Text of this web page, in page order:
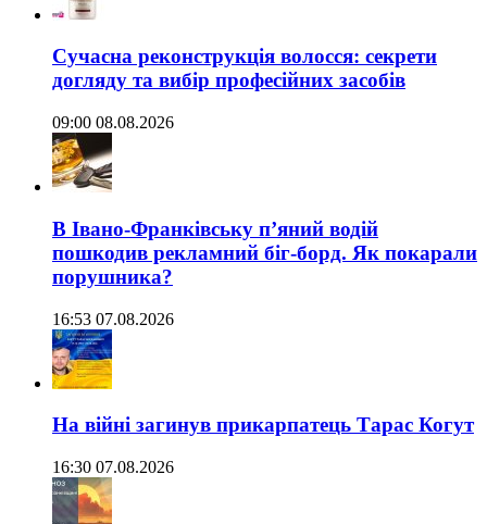
Сучасна реконструкція волосся: секрети
догляду та вибір професійних засобів
09:00 08.08.2026
В Івано-Франківську п’яний водій
пошкодив рекламний біг-борд. Як покарали
порушника?
16:53 07.08.2026
На війні загинув прикарпатець Тарас Когут
16:30 07.08.2026